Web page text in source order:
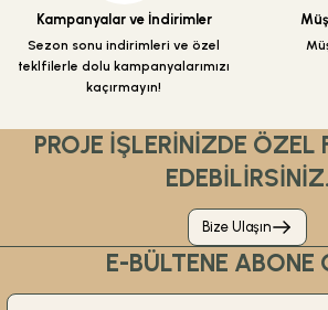
Kampanyalar ve İndirimler
Sezon sonu indirimleri ve özel
teklfilerle dolu kampanyalarımızı
kaçırmayın!
PROJE İŞLERİNİZDE ÖZEL
EDEBİLİRSİNİZ.
Bize Ulaşın
E-BÜLTENE ABONE